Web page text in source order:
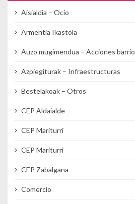
Aisialdia – Ocio
Armentia Ikastola
Auzo mugimendua – Acciones barrio
Azpiegiturak – Infraestructuras
Bestelakoak – Otros
CEP Aldaialde
CEP Mariturri
CEP Mariturri
CEP Zabalgana
Comercio